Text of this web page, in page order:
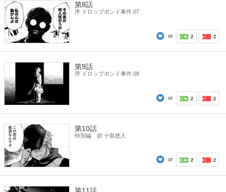
第8話
序 ドロップポンド事件.07
or 2 2
第9話
序 ドロップポンド事件.08
or 2 2
第10話
特別編 節 十島悠人
or 2 2